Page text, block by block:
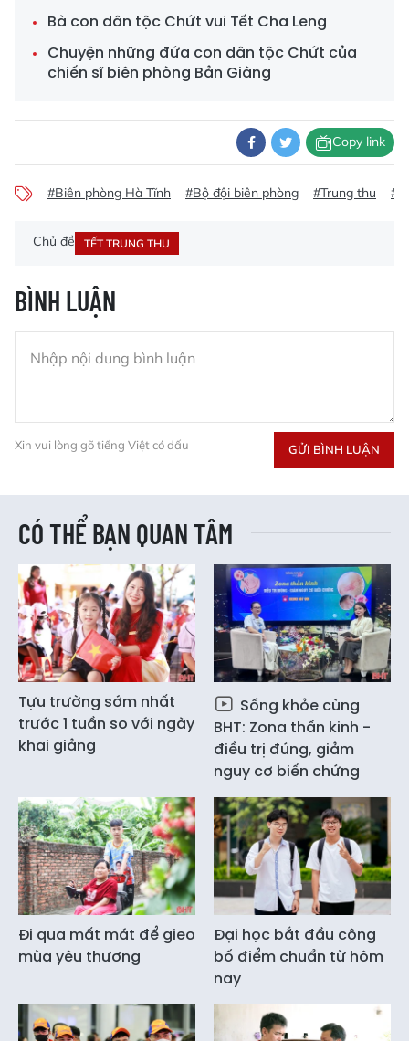
Bà con dân tộc Chứt vui Tết Cha Leng
Chuyện những đứa con dân tộc Chứt của
chiến sĩ biên phòng Bản Giàng
Copy link
#Biên phòng Hà Tĩnh #Bộ đội biên phòng #Trung thu
Chủ đề TẾT TRUNG THU
BÌNH LUẬN
Xin vui lòng gõ tiếng Việt có dấu GỬI BÌNH LUẬN
CÓ THỂ BẠN QUAN TÂM
Tựu trường sớm nhất
trước 1 tuần so với ngày
khai giảng
Sống khỏe cùng
BHT: Zona thần kinh -
điều trị đúng, giảm
nguy cơ biến chứng
Đi qua mất mát để gieo
mùa yêu thương
Đại học bắt đầu công
bố điểm chuẩn từ hôm
nay